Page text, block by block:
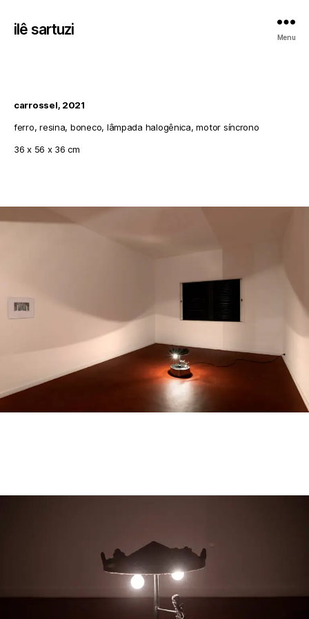
ilê sartuzi Menu
carrossel, 2021
ferro, resina, boneco, lâmpada halogênica, motor síncrono
36 x 56 x 36 cm